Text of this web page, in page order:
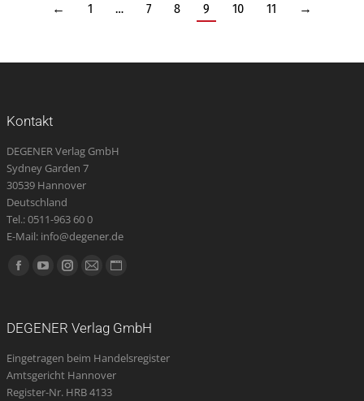
← 1 … 7 8 9 10 11 →
Kontakt
DEGENER Verlag GmbH
Sydney Garden 7
30539 Hannover
Deutschland
Tel.: 0511-963 60 0
E-Mail: info@degener.de
Finden Sie uns auf:
Facebook
new
window
YouTube
new
window
Instagram
new
window
E-
opens
in
new
Website
new
DEGENER Verlag GmbH
Eingetragen beim Handelsregister
Amtsgericht Hannover
Register-Nr. HRB 4133